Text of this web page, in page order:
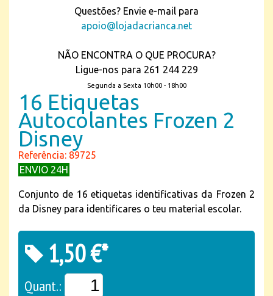
Questões? Envie e-mail para
apoio@lojadacrianca.net
NÃO ENCONTRA O QUE PROCURA?
Ligue-nos para 261 244 229
Segunda a Sexta 10h00 - 18h00
16 Etiquetas
Autocolantes Frozen 2
Disney
Referência: 89725
ENVIO 24H
Conjunto de 16 etiquetas identificativas da Frozen 2
da Disney para identificares o teu material escolar.
1,50 €*
Quant.: